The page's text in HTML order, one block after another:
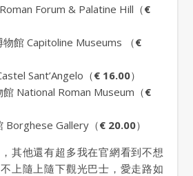
Forum & Palatine Hill（€
館 Capitoline Museums （€
Sant’Angelo（€ 16.00）
National Roman Museum（€
Borghese Gallery（€ 20.00）
其他還有超多我在官網看到不想
上隨上隨下觀光巴士，愛走路如